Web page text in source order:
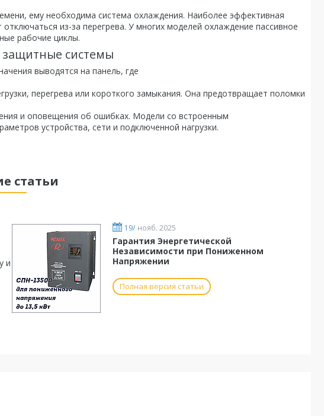
ему необходима система охлаждения. Наиболее эффективная
из-за перегрева. У многих моделей охлаждение пассивное
рабочие циклы.
системы
выводятся на панель, где
перегрева или короткого замыкания. Она предотвращает поломки
и оповещения об ошибках. Модели со встроенным
устройства, сети и подключенной нагрузки.
статьи
и
19/ нояб. 2025
Гарантия Энергетической
Независимости при Пониженном
Напряжении
Полная версия статьи